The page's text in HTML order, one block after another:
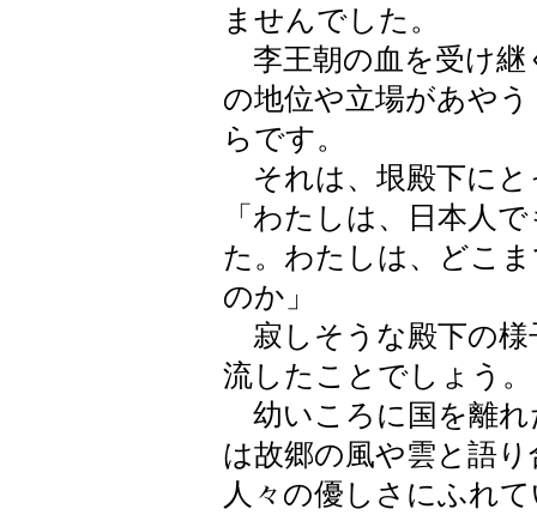
ませんでした。
李王朝の血を受け継
の地位や立場があや
らです。
それは、垠殿下にと
「わたしは、日本人
た。わたしは、どこ
のか」
寂しそうな殿下の様
流したことでしょう。
幼いころに国を離れ
は故郷の風や雲と語
人々の優しさにふれ